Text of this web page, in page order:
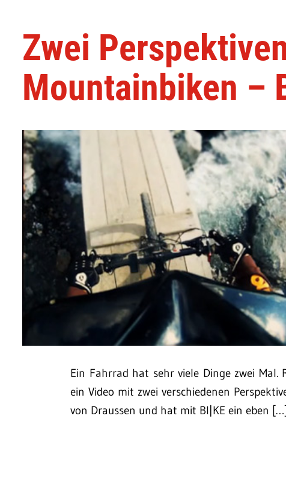
Zwei
Mountainbiken –
Ein Fahrrad hat sehr viele Dinge zwei Mal.
ein Video mit zwei verschiedenen
von Draussen und hat mit BI|KE ein eben […]